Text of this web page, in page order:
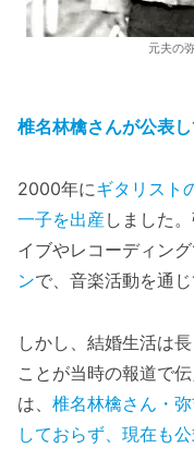
元夫の
椎名林檎さんが公表し
2000年にギタリスト
一子を出産しました
イブやレコーディン
ンで、音楽活動を通
しかし、結婚生活は長
ことが当時の報道で
は、 椎名林檎さん・
しておらず、現在も